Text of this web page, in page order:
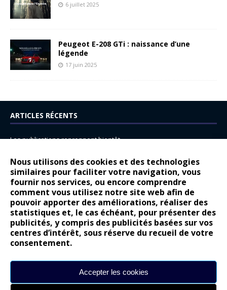
Nous utilisons des cookies et des technologies
similaires pour faciliter votre navigation, vous
fournir nos services, ou encore comprendre
comment vous utilisez notre site web afin de
pouvoir apporter des améliorations, réaliser des
statistiques et, le cas échéant, pour présenter des
publicités, y compris des publicités basées sur vos
centres d’intérêt, sous réserve du recueil de votre
consentement.
Accepter les cookies
6 juillet 2025
Peugeot E-208 GTi : naissance d’une
légende
17 juin 2025
ARTICLES RÉCENTS
Les publications reprennent bientôt…
14 juillet : nouveau film de marque pour Citroën
Renault Espace : voyage, voyage…
Peugeot E-208 GTi : naissance d’une légende
COMMENTAIRES RÉCENTS
Bernard Dardartdans
Gilly
gyo